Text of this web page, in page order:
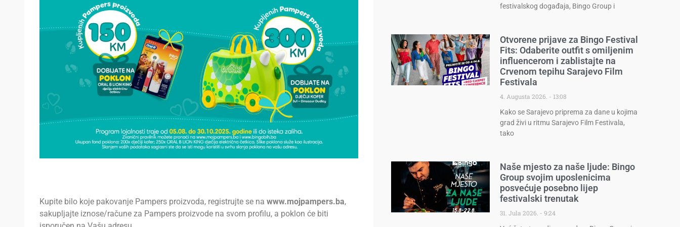
Kupite bilo koje pakovanje Pampers proizvoda, registrujte se na www.mojpampers.ba,
sakupljajte iznose/račune za Pampers proizvode na svom profilu, a poklon će biti
festivalskog događaja, Bingo Group i
Otvorene prijave za Bingo Festival
Fits: Odaberite outfit s omiljenim
influencerom i zablistajte na
Crvenom tepihu Sarajevo Film
Festivala
4. Augusta 2026.
13:08
Kako se Sarajevo priprema za dane u kojima
grad živi u ritmu Sarajevo Film Festivala,
tako
Naše mjesto za naše ljude: Bingo
Group svojim uposlenicima
posvećuje posebno lijep
festivalski trenutak
31. Jula 2026.
9:24